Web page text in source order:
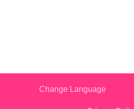
Change Language